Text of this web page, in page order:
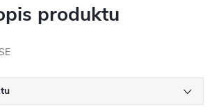
produktu